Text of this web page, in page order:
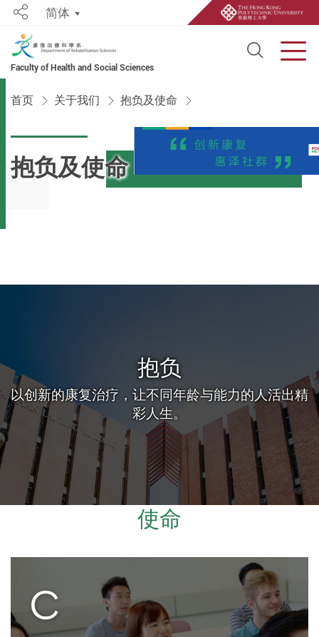
Faculty of Health and Social Sciences
Open
Share简体
首页 关于我们 抱负及使命
抱负及使命
抱负
以创新的康复治疗，让不同年龄与能力的人活出精
彩人生。
使命